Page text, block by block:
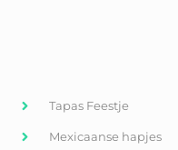
Tapas Feestje
Mexicaanse hapjes